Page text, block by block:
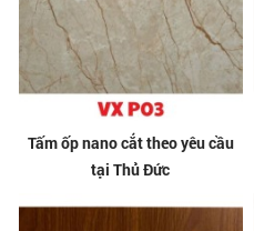
Tấm ốp nano cắt theo yêu cầu
tại Thủ Đức